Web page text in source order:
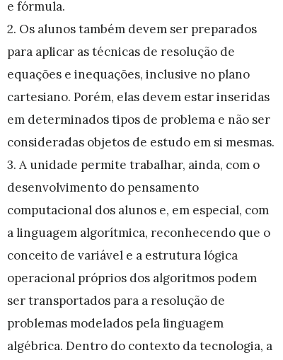
e fórmula.
2. Os alunos também devem ser preparados
para aplicar as técnicas de resolução de
equações e inequações, inclusive no plano
cartesiano. Porém, elas devem estar inseridas
em determinados tipos de problema e não ser
consideradas objetos de estudo em si mesmas.
3. A unidade permite trabalhar, ainda, com o
desenvolvimento do pensamento
computacional dos alunos e, em especial, com
a linguagem algorítmica, reconhecendo que o
conceito de variável e a estrutura lógica
operacional próprios dos algoritmos podem
ser transportados para a resolução de
problemas modelados pela linguagem
algébrica. Dentro do contexto da tecnologia, a